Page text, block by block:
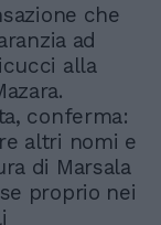
che
ad
alla
conferma:
altri nomi e
di Marsala
proprio nei